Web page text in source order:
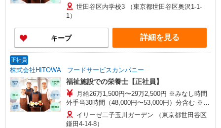
世田谷区内学校3 （東京都世田谷区奥沢1-1-
1）
キープ 詳細を見る
正社員
株式会社HITOWA フードサービスカンパニー
福祉施設での栄養士【正社員】
月給26万1,500円〜29万2,500円 ※みなし時間
外手当30時間（48,000円〜53,000円）分含む ※給
与は経験や前職給与に応じて決定します。 賞与年
2回
イリーゼ二子玉川ガーデン （東京都世田谷区
鎌田4-14-8）